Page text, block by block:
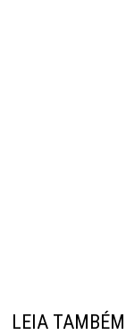
LEIA TAMBÉM